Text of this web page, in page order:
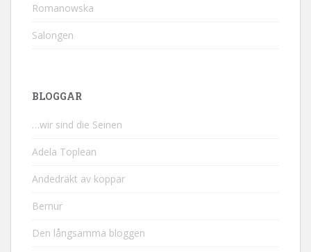
Romanowska
Salongen
BLOGGAR
…wir sind die Seinen
Adela Toplean
Andedräkt av koppar
Bernur
Den långsamma bloggen